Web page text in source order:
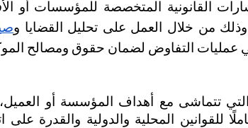
من خلال العمل على تحليل القضايا و